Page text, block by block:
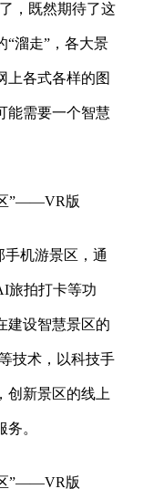
，既然期待了这
“溜走”，各大景
上各式各样的图
能需要一个智慧
机游景区，通
旅拍打卡等功
建设智慧景区的
技术，以科技手
创新景区的线上
。